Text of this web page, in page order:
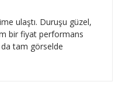
ulaştı. Duruşu güzel,
bir fiyat performans
tam görselde